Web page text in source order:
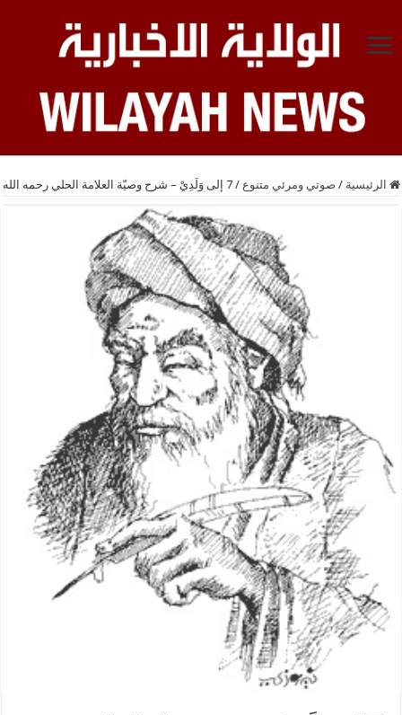
الرئيسية / صوتي ومرئي متنوع / 7 إلى وَلَدِيْ – شرح وصيّة العلامة الحلي رحمه الله